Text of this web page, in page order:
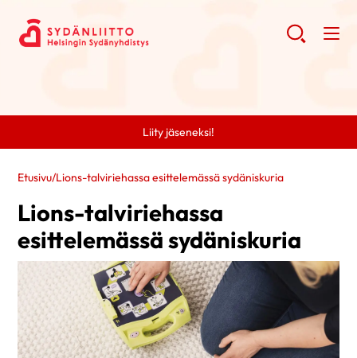
Liity jäseneksi!
Etusivu/Lions-talviriehassa esittelemässä sydäniskuria
Lions-talviriehassa
esittelemässä sydäniskuria